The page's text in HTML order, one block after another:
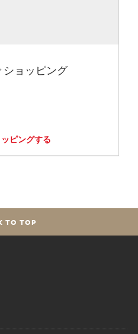
ショッピング
ピングする
TO TOP